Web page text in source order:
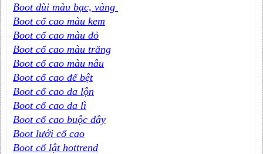
Boot đùi màu bạc, vàng
Boot cổ cao màu kem
Boot cổ cao màu đỏ
Boot cổ cao màu trắng
Boot cổ cao màu nâu
Boot cổ cao đế bệt
Boot cổ cao da lộn
Boot cổ cao da lì
Boot cổ cao buộc dây
Boot lưới cổ cao
Boot cổ lật hottrend